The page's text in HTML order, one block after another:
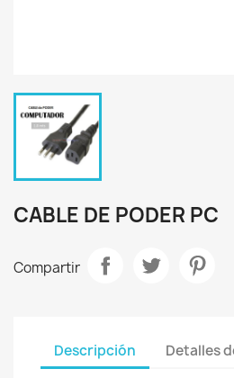
CABLE DE PODER PC
Compartir
Descripción Detalles